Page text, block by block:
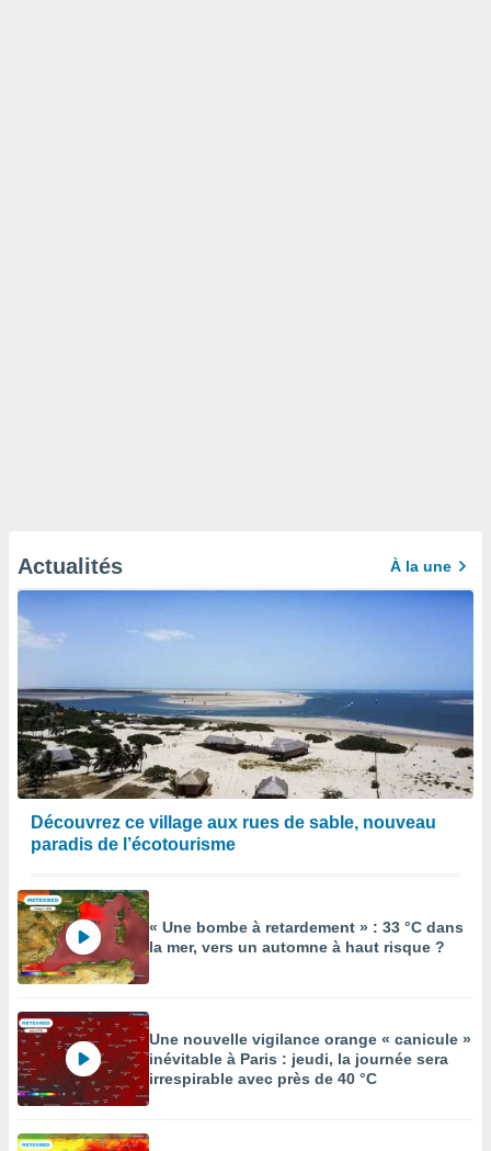
Actualités À la une
Découvrez ce village aux rues de sable, nouveau
paradis de l’écotourisme
« Une bombe à retardement » : 33 °C dans
la mer, vers un automne à haut risque ?
Une nouvelle vigilance orange « canicule »
inévitable à Paris : jeudi, la journée sera
irrespirable avec près de 40 °C